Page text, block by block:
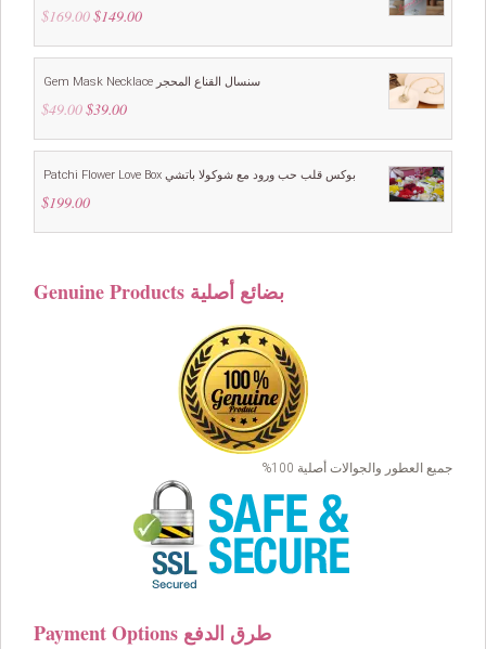
$169.00 Original
was:
$149.00Current
is:
Gem Mask Necklace سنسال القناع المحجر
$49.00 Original
was:
$39.00Current
is:
Patchi Flower Love Box بوكس قلب حب ورود مع شوكولا باتشي
$199.00
Genuine Products بضائع أصلية
جميع العطور والجوالات أصلية 100%
Payment Options طرق الدفع